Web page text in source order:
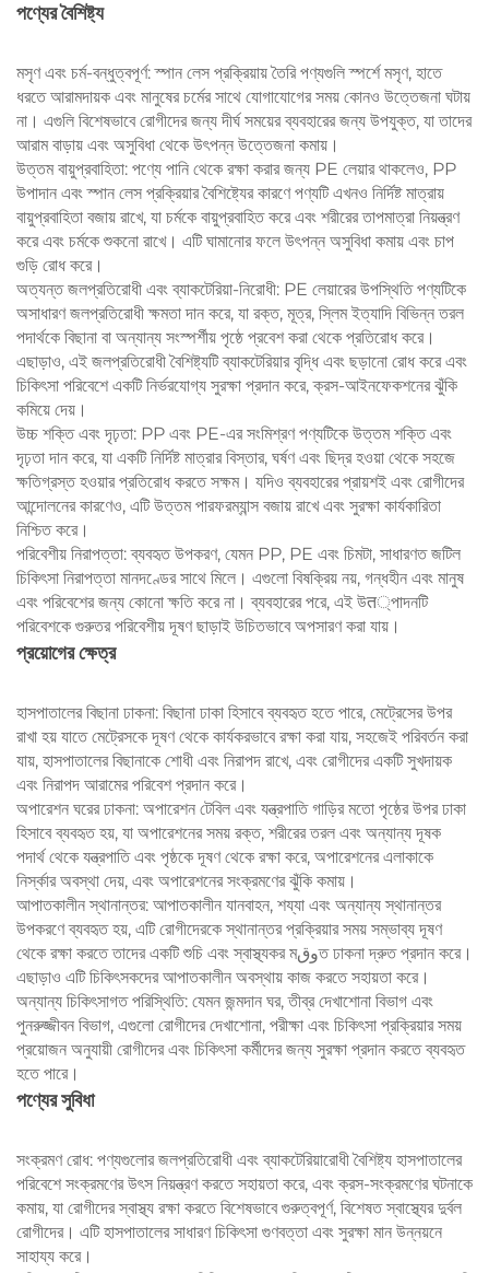
পণ্যের বৈশিষ্ট্য
মসৃণ এবং চর্ম-বন্ধুত্বপূর্ণ: স্পান লেস প্রক্রিয়ায় তৈরি পণ্যগুলি স্পর্শে মসৃণ, হাতে
ধরতে আরামদায়ক এবং মানুষের চর্মের সাথে যোগাযোগের সময় কোনও উত্তেজনা ঘটায়
না। এগুলি বিশেষভাবে রোগীদের জন্য দীর্ঘ সময়ের ব্যবহারের জন্য উপযুক্ত, যা তাদের
আরাম বাড়ায় এবং অসুবিধা থেকে উৎপন্ন উত্তেজনা কমায়।
উত্তম বায়ুপ্রবাহিতা: পণ্যে পানি থেকে রক্ষা করার জন্য PE লেয়ার থাকলেও, PP
উপাদান এবং স্পান লেস প্রক্রিয়ার বৈশিষ্ট্যের কারণে পণ্যটি এখনও নির্দিষ্ট মাত্রায়
বায়ুপ্রবাহিতা বজায় রাখে, যা চর্মকে বায়ুপ্রবাহিত করে এবং শরীরের তাপমাত্রা নিয়ন্ত্রণ
করে এবং চর্মকে শুকনো রাখে। এটি ঘামানোর ফলে উৎপন্ন অসুবিধা কমায় এবং চাপ
গুড়ি রোধ করে।
অত্যন্ত জলপ্রতিরোধী এবং ব্যাকটেরিয়া-নিরোধী: PE লেয়ারের উপস্থিতি পণ্যটিকে
অসাধারণ জলপ্রতিরোধী ক্ষমতা দান করে, যা রক্ত, মূত্র, স্লিম ইত্যাদি বিভিন্ন তরল
পদার্থকে বিছানা বা অন্যান্য সংস্পর্শীয় পৃষ্ঠে প্রবেশ করা থেকে প্রতিরোধ করে।
এছাড়াও, এই জলপ্রতিরোধী বৈশিষ্ট্যটি ব্যাকটেরিয়ার বৃদ্ধি এবং ছড়ানো রোধ করে এবং
চিকিৎসা পরিবেশে একটি নির্ভরযোগ্য সুরক্ষা প্রদান করে, ক্রস-আইনফেকশনের ঝুঁকি
কমিয়ে দেয়।
উচ্চ শক্তি এবং দৃঢ়তা: PP এবং PE-এর সংমিশ্রণ পণ্যটিকে উত্তম শক্তি এবং
দৃঢ়তা দান করে, যা একটি নির্দিষ্ট মাত্রার বিস্তার, ঘর্ষণ এবং ছিদ্র হওয়া থেকে সহজে
ক্ষতিগ্রস্ত হওয়ার প্রতিরোধ করতে সক্ষম। যদিও ব্যবহারের প্রায়শই এবং রোগীদের
আন্দোলনের কারণেও, এটি উত্তম পারফরম্যান্স বজায় রাখে এবং সুরক্ষা কার্যকারিতা
নিশ্চিত করে।
পরিবেশীয় নিরাপত্তা: ব্যবহৃত উপকরণ, যেমন PP, PE এবং চিমটা, সাধারণত জটিল
চিকিৎসা নিরাপত্তা মানদণ্ডের সাথে মিলে। এগুলো বিষক্রিয় নয়, গন্ধহীন এবং মানুষ
এবং পরিবেশের জন্য কোনো ক্ষতি করে না। ব্যবহারের পরে, এই উत্পাদনটি
পরিবেশকে গুরুতর পরিবেশীয় দূষণ ছাড়াই উচিতভাবে অপসারণ করা যায়।
প্রয়োগের ক্ষেত্র
হাসপাতালের বিছানা ঢাকনা: বিছানা ঢাকা হিসাবে ব্যবহৃত হতে পারে, মেট্রেসের উপর
রাখা হয় যাতে মেট্রেসকে দূষণ থেকে কার্যকরভাবে রক্ষা করা যায়, সহজেই পরিবর্তন করা
যায়, হাসপাতালের বিছানাকে শোধী এবং নিরাপদ রাখে, এবং রোগীদের একটি সুখদায়ক
এবং নিরাপদ আরামের পরিবেশ প্রদান করে।
অপারেশন ঘরের ঢাকনা: অপারেশন টেবিল এবং যন্ত্রপাতি গাড়ির মতো পৃষ্ঠের উপর ঢাকা
হিসাবে ব্যবহৃত হয়, যা অপারেশনের সময় রক্ত, শরীরের তরল এবং অন্যান্য দূষক
পদার্থ থেকে যন্ত্রপাতি এবং পৃষ্ঠকে দূষণ থেকে রক্ষা করে, অপারেশনের এলাকাকে
নির্স্কার অবস্থা দেয়, এবং অপারেশনের সংক্রমণের ঝুঁকি কমায়।
আপাতকালীন স্থানান্তর: আপাতকালীন যানবাহন, শয্যা এবং অন্যান্য স্থানান্তর
উপকরণে ব্যবহৃত হয়, এটি রোগীদেরকে স্থানান্তর প্রক্রিয়ার সময় সম্ভাব্য দূষণ
থেকে রক্ষা করতে তাদের একটি শুচি এবং স্বাস্থ্যকর মوقত ঢাকনা দ্রুত প্রদান করে।
এছাড়াও এটি চিকিৎসকদের আপাতকালীন অবস্থায় কাজ করতে সহায়তা করে।
অন্যান্য চিকিৎসাগত পরিস্থিতি: যেমন জন্মদান ঘর, তীব্র দেখাশোনা বিভাগ এবং
পুনরুজ্জীবন বিভাগ, এগুলো রোগীদের দেখাশোনা, পরীক্ষা এবং চিকিৎসা প্রক্রিয়ার সময়
প্রয়োজন অনুযায়ী রোগীদের এবং চিকিৎসা কর্মীদের জন্য সুরক্ষা প্রদান করতে ব্যবহৃত
হতে পারে।
পণ্যের সুবিধা
সংক্রমণ রোধ: পণ্যগুলোর জলপ্রতিরোধী এবং ব্যাকটেরিয়ারোধী বৈশিষ্ট্য হাসপাতালের
পরিবেশে সংক্রমণের উৎস নিয়ন্ত্রণ করতে সহায়তা করে, এবং ক্রস-সংক্রমণের ঘটনাকে
কমায়, যা রোগীদের স্বাস্থ্য রক্ষা করতে বিশেষভাবে গুরুত্বপূর্ণ, বিশেষত স্বাস্থ্যের দুর্বল
রোগীদের। এটি হাসপাতালের সাধারণ চিকিৎসা গুণবত্তা এবং সুরক্ষা মান উন্নয়নে
সাহায্য করে।